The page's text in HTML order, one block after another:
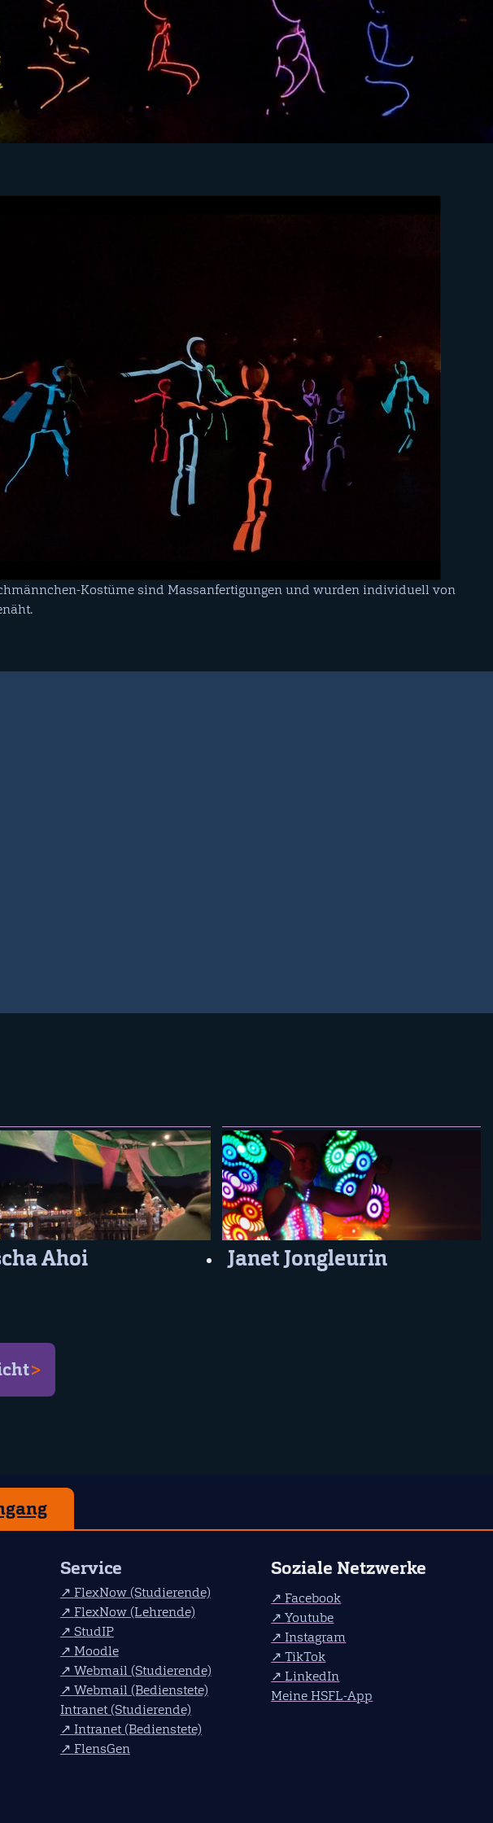
Kostüme sind Massanfertigungen und wurden individuell von
Ahoi Janet Jongleurin
Service
FlexNow (Studierende)
FlexNow (Lehrende)
StudIP
Moodle
Webmail (Studierende)
Webmail (Bedienstete)
Intranet (Studierende)
Intranet (Bedienstete)
FlensGen
Soziale Netzwerke
Facebook
Youtube
Instagram
TikTok
LinkedIn
Meine HSFL-App